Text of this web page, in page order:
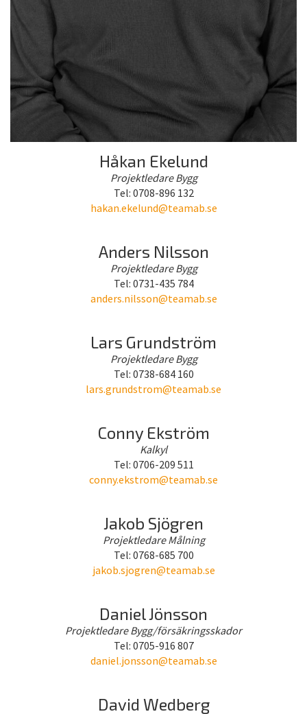
Håkan Ekelund
Projektledare Bygg
Tel: 0708-896 132
hakan.ekelund@teamab.se
Anders Nilsson
Projektledare Bygg
Tel: 0731-435 784
anders.nilsson@teamab.se
Lars Grundström
Projektledare Bygg
Tel: 0738-684 160
lars.grundstrom@teamab.se
Conny Ekström
Kalkyl
Tel: 0706-209 511
conny.ekstrom@teamab.se
Jakob Sjögren
Projektledare Målning
Tel: 0768-685 700
jakob.sjogren@teamab.se
Daniel Jönsson
Projektledare Bygg/försäkringsskador
Tel: 0705-916 807
daniel.jonsson@teamab.se
David Wedberg